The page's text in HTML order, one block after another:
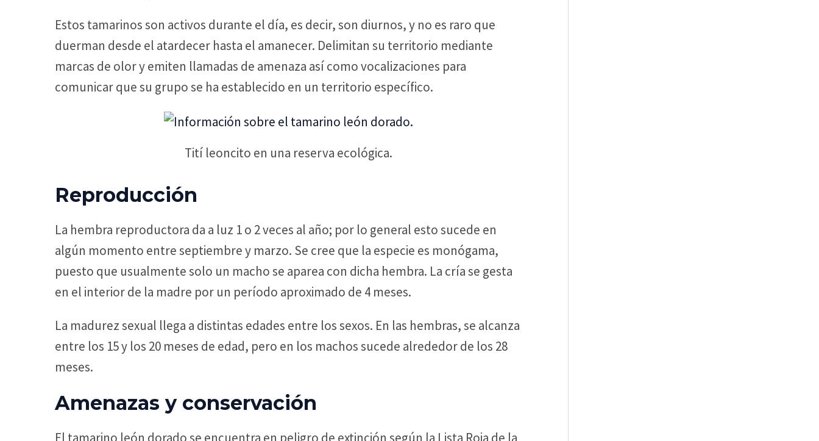
Estos tamarinos son activos durante el día, es decir, son diurnos, y no es raro que
duerman desde el atardecer hasta el amanecer. Delimitan su territorio mediante
marcas de olor y emiten llamadas de amenaza así como vocalizaciones para
comunicar que su grupo se ha establecido en un territorio específico.
Tití leoncito en una reserva ecológica.
Reproducción
La hembra reproductora da a luz 1 o 2 veces al año; por lo general esto sucede en
algún momento entre septiembre y marzo. Se cree que la especie es monógama,
puesto que usualmente solo un macho se aparea con dicha hembra. La cría se gesta
en el interior de la madre por un período aproximado de 4 meses.
La madurez sexual llega a distintas edades entre los sexos. En las hembras, se alcanza
entre los 15 y los 20 meses de edad, pero en los machos sucede alrededor de los 28
meses.
Amenazas y conservación